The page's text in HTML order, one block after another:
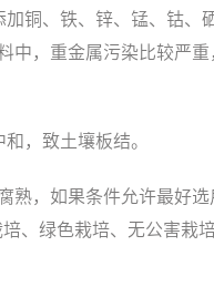
铜、铁、锌、锰、钴
，重金属污染比较严
，致土壤板结。
，如果条件允许最好
、绿色栽培、无公害栽